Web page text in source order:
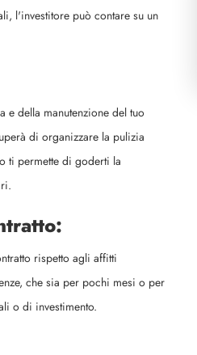
l'investitore può contare su un
della manutenzione del tuo
di organizzare la pulizia
ti permette di goderti la
rispetto agli affitti
che sia per pochi mesi o per
o di investimento.